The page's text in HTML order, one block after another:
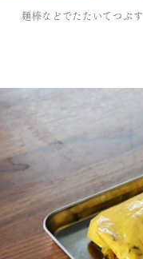
麺棒などでたたいてつぶす